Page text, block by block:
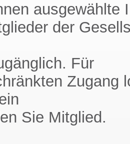
ausgewählte
der
Für
Zugang
Sie Mitglied.